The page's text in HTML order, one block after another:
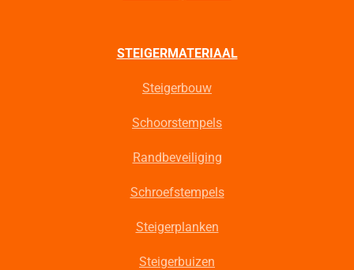
STEIGERMATERIAAL
Steigerbouw
Schoorstempels
Randbeveiliging
Schroefstempels
Steigerplanken
Steigerbuizen